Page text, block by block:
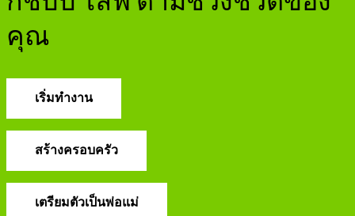
คุณ
เริ่มทำงาน
สร้างครอบครัว
เตรียมตัวเป็นพ่อแม่